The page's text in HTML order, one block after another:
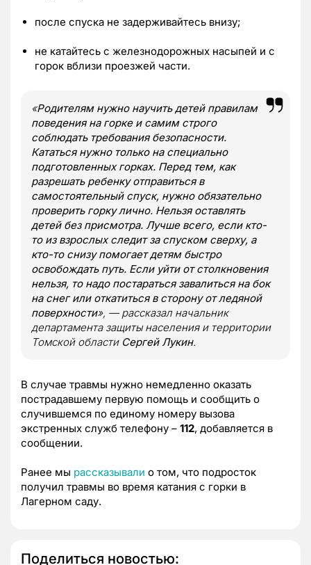
после спуска не задерживайтесь внизу;
не катайтесь с железнодорожных насыпей и с
горок вблизи проезжей части.
«Родителям нужно научить детей правилам
поведения на горке и самим строго
соблюдать требования безопасности.
Кататься нужно только на специально
подготовленных горках. Перед тем, как
разрешать ребенку отправиться в
самостоятельный спуск, нужно обязательно
проверить горку лично. Нельзя оставлять
детей без присмотра. Лучше всего, если кто-
то из взрослых следит за спуском сверху, а
кто-то снизу помогает детям быстро
освобождать путь. Если уйти от столкновения
нельзя, то надо постараться завалиться на бок
на снег или откатиться в сторону от ледяной
поверхности», — рассказал начальник
департамента защиты населения и территории
Томской области Сергей Лукин.
В случае травмы нужно немедленно оказать
пострадавшему первую помощь и сообщить о
случившемся по единому номеру вызова
экстренных служб телефону – 112, добавляется в
сообщении.
Ранее мы рассказывали о том, что подросток
получил травмы во время катания с горки в
Лагерном саду.
Поделиться новостью: